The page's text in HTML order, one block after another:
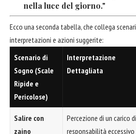
nella luce del giorno."
Ecco una seconda tabella, che collega
interpretazioni e azioni suggerite:
Scenario di
Sogno (Scale
Ripide e
Pericolose)
Interpretazione
Dettagliata
Salire con
zaino
Percezione di un carico di
responsabilità eccessivo